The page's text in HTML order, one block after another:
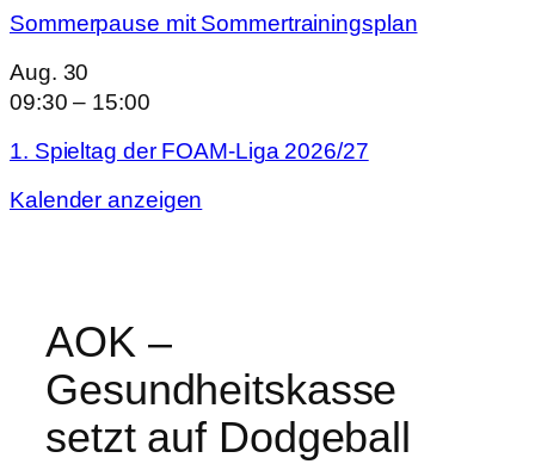
Sommerpause mit Sommertrainingsplan
Aug. 30
09:30 – 15:00
1. Spieltag der FOAM-Liga 2026/27
Kalender anzeigen
AOK –
Gesundheitskasse
setzt auf Dodgeball